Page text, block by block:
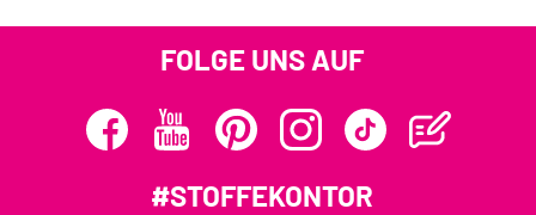
FOLGE UNS AUF
#STOFFEKONTOR